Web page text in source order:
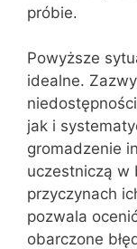
próbie.
Powyższe
idealne.
jak i
gromadzenie
uczestniczą w
przyczynach
pozwala
obarczone